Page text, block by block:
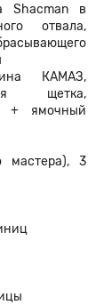
Shacman в
отвала,
КАМАЗ,
щетка,
+ ямочный
мастера), 3